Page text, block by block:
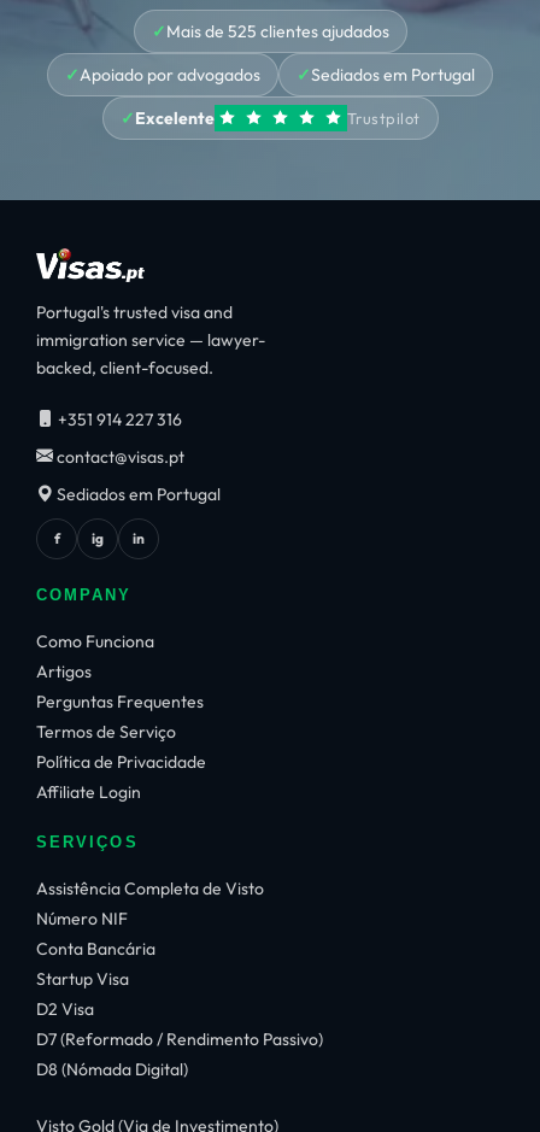
Mais de 525 clientes ajudados
Apoiado por advogados
Sediados em Portugal
Excelente
Trustpilot
Portugal's trusted visa and
immigration service — lawyer-
backed, client-focused.
+351 914 227 316
contact@visas.pt
Sediados em Portugal
f ig in
COMPANY
Como Funciona
Artigos
Perguntas Frequentes
Termos de Serviço
Política de Privacidade
Affiliate Login
SERVIÇOS
Assistência Completa de Visto
Número NIF
Conta Bancária
Startup Visa
D2 Visa
D7 (Reformado / Rendimento Passivo)
D8 (Nómada Digital)
Visto Gold (Via de Investimento)